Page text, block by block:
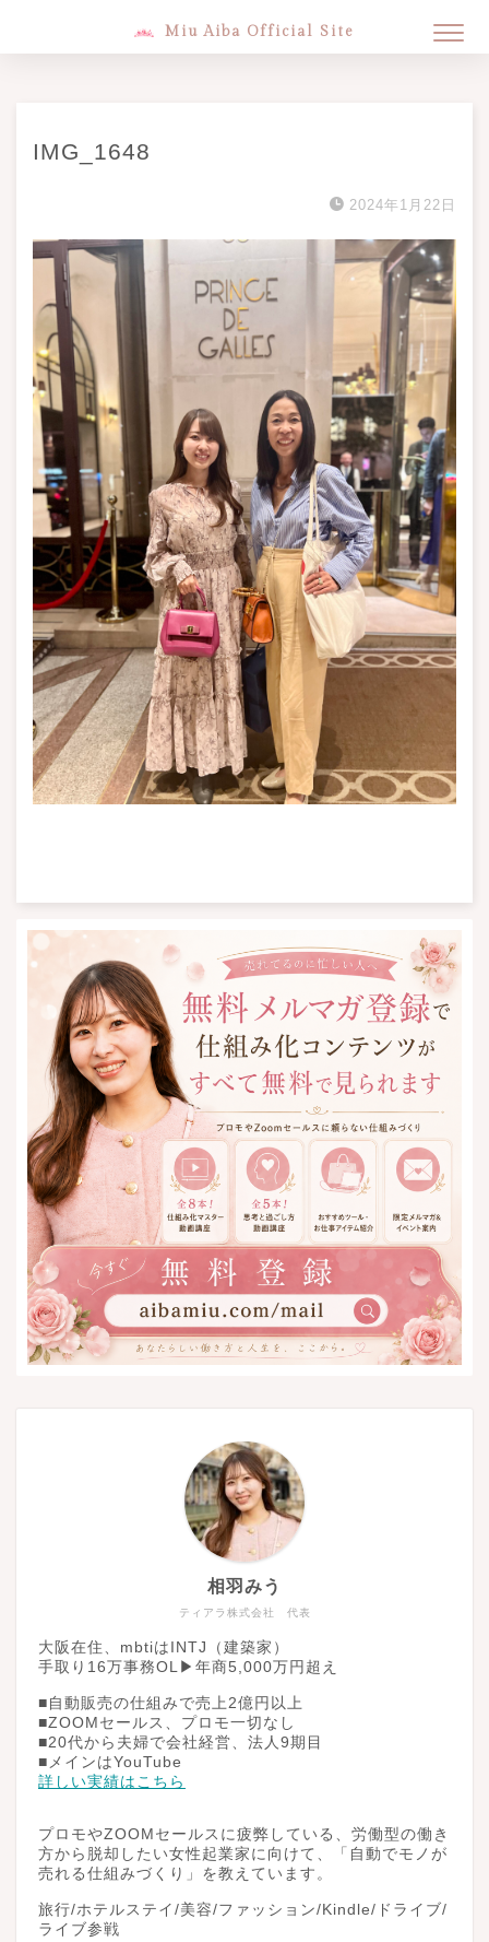
Miu Aiba Official Site
IMG_1648
2024年1月22日
ティアラ株式会社 代表
相羽みう
大阪在住、mbtiはINTJ（建築家）
手取り16万事務OL▶︎年商5,000万円超え
■自動販売の仕組みで売上2億円以上
■ZOOMセールス、プロモ一切なし
■20代から夫婦で会社経営、法人9期目
■メインはYouTube
詳しい実績はこちら
プロモやZOOMセールスに疲弊している、労働型の働き
方から脱却したい女性起業家に向けて、「自動でモノが
売れる仕組みづくり」を教えています。
旅行/ホテルステイ/美容/ファッション/Kindle/ドライブ/
ライブ参戦